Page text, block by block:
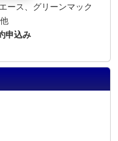
ース、グリーンマック
申込み